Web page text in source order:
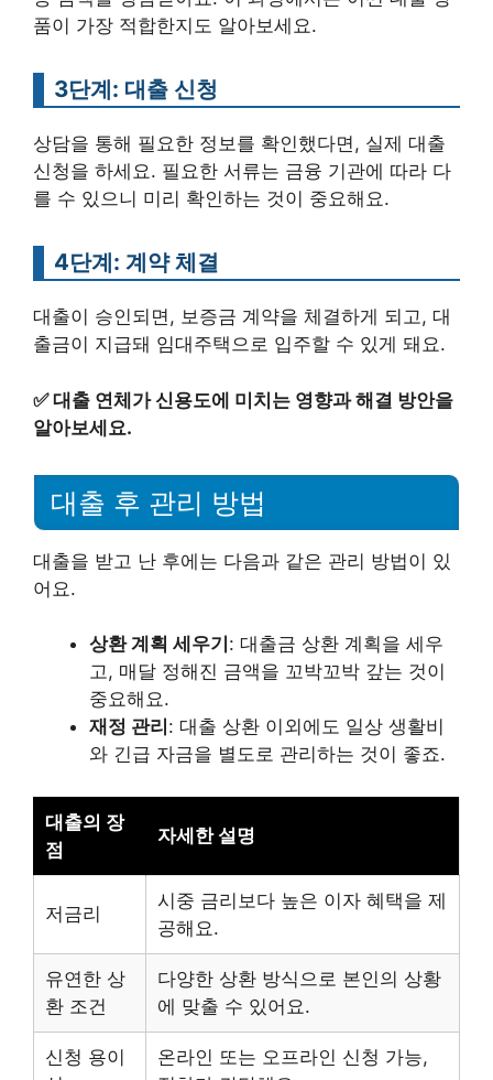
품이 가장 적합한지도 알아보세요.
3단계: 대출 신청
상담을 통해 필요한 정보를 확인했다면, 실제 대출
신청을 하세요. 필요한 서류는 금융 기관에 따라 다
를 수 있으니 미리 확인하는 것이 중요해요.
4단계: 계약 체결
대출이 승인되면, 보증금 계약을 체결하게 되고, 대
출금이 지급돼 임대주택으로 입주할 수 있게 돼요.
✅대출 연체가 신용도에 미치는 영향과 해결 방안을
알아보세요.
대출 후 관리 방법
대출을 받고 난 후에는 다음과 같은 관리 방법이 있
어요.
상환 계획 세우기 : 대출금 상환 계획을 세우
고, 매달 정해진 금액을 꼬박꼬박 갚는 것이
중요해요.
재정 관리 : 대출 상환 이외에도 일상 생활비
와 긴급 자금을 별도로 관리하는 것이 좋죠.
대출의 장
점
자세한 설명
저금리
시중 금리보다 높은 이자 혜택을 제
공해요.
유연한 상
환 조건
다양한 상환 방식으로 본인의 상황
에 맞출 수 있어요.
신청 용이
온라인 또는 오프라인 신청 가능,